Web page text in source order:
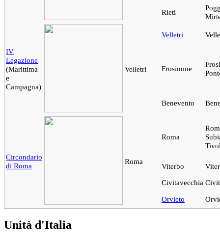
Rieti
IV
Legazione
(Marittima
e
Campagna)
Velletri
Velletri
Frosinone
Benevento
Circondario
di Roma
Roma
Roma
Viterbo
Civitavecchia
Orvieto
Unità d'Italia